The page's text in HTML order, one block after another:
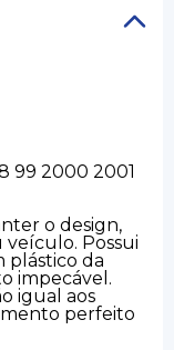
99 2000 2001
o design,
Possui
plástico da
impecável.
igual aos
perfeito